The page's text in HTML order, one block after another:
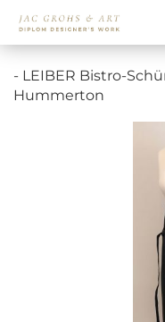
- LEIBER Bistro-
Hummerton